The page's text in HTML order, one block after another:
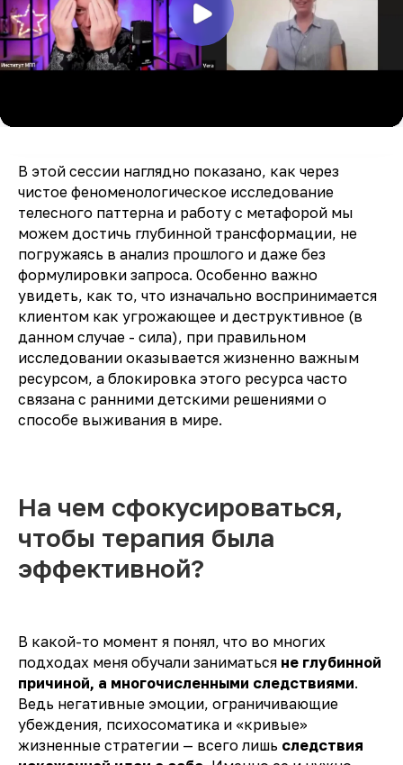
В этой сессии наглядно показано, как через
чистое феноменологическое исследование
телесного паттерна и работу с метафорой мы
можем достичь глубинной трансформации, не
погружаясь в анализ прошлого и даже без
формулировки запроса. Особенно важно
увидеть, как то, что изначально воспринимается
клиентом как угрожающее и деструктивное (в
данном случае - сила), при правильном
исследовании оказывается жизненно важным
ресурсом, а блокировка этого ресурса часто
связана с ранними детскими решениями о
способе выживания в мире.
На чем сфокусироваться,
чтобы терапия была
эффективной?
В какой-то момент я понял, что во многих
подходах меня обучали заниматься не глубинной
причиной, а многочисленными следствиями.
Ведь негативные эмоции, ограничивающие
убеждения, психосоматика и «кривые»
жизненные стратегии — всего лишь следствия